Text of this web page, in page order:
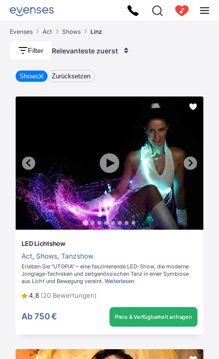
Evenses Act Shows Linz
Filter Relevanteste zuerst
Shows Zurücksetzen
LED Lichtshow
Act, Shows, Tanzshow
Erleben Sie "UTOPIA" – eine faszinierende LED-Show, die moderne
Jonglage-Techniken und zeitgenössischen Tanz in einer Symbiose
aus Licht und Bewegung vereint. Weiterlesen
4,8 (20 Bewertungen)
Ab 750 € Preis & Verfügbarkeit anfragen